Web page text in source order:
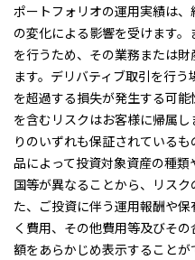
ポートフォリオの運用実績は
の変化による影響を受けます
を行うため、その業務または
ます。デリバティブ取引を行
を超過する損失が発生する可
を含むリスクはお客様に帰属
りのいずれも保証されている
品によって投資対象資産の種
国等が異なることから、リス
た、ご投資に伴う運用報酬や
く費用、その他費用等及びそ
額をあらかじめ表示すること